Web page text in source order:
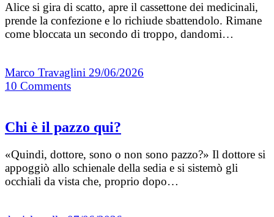
Alice si gira di scatto, apre il cassettone dei medicinali,
prende la confezione e lo richiude sbattendolo. Rimane
come bloccata un secondo di troppo, dandomi…
Marco Travaglini 29/06/2026
10 Comments
Chi è il pazzo qui?
«Quindi, dottore, sono o non sono pazzo?» Il dottore si
appoggiò allo schienale della sedia e si sistemò gli
occhiali da vista che, proprio dopo…